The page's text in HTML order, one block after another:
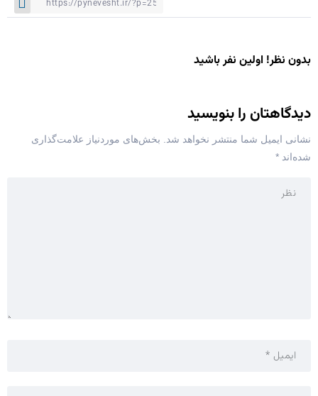
بدون نظر! اولین نفر باشید
دیدگاهتان را بنویسید
نشانی ایمیل شما منتشر نخواهد شد.
بخش‌های موردنیاز علامت‌گذاری
شده‌اند *